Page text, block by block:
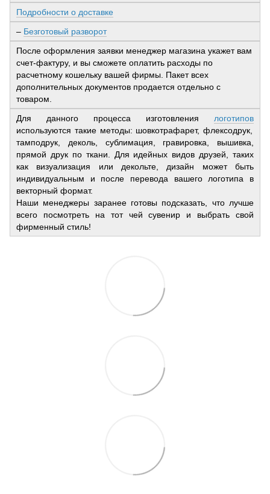
Подробности о доставке
– Безготовый разворот
После оформления заявки менеджер магазина укажет вам
счет-фактуру, и вы сможете оплатить расходы по
расчетному кошельку вашей фирмы. Пакет всех
дополнительных документов продается отдельно с
товаром.
Для данного процесса изготовления логотипов
используются такие методы: шовкотрафарет, флексодрук,
тамподрук, деколь, сублимация, гравировка, вышивка,
прямой друк по ткани. Для идейных видов друзей, таких
как визуализация или декольте, дизайн может быть
индивидуальным и после перевода вашего логотипа в
векторный формат.
Наши менеджеры заранее готовы подсказать, что лучше
всего посмотреть на тот чей сувенир и выбрать свой
фирменный стиль!